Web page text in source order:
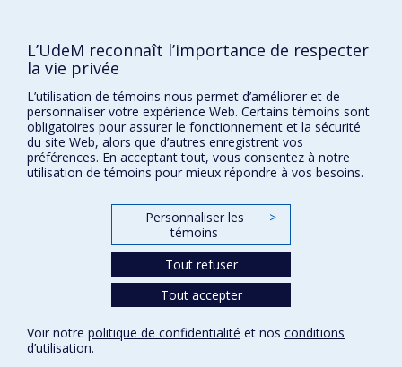
1994
Université de
L’UdeM reconnaît l’importance de respecter
la vie privée
L’utilisation de témoins nous permet d’améliorer et de
personnaliser votre expérience Web. Certains témoins sont
obligatoires pour assurer le fonctionnement et la sécurité
du site Web, alors que d’autres enregistrent vos
préférences. En acceptant tout, vous consentez à notre
utilisation de témoins pour mieux répondre à vos besoins.
Personnaliser les
témoins
>
Tout refuser
Tout accepter
Voir notre politique de confidentialité et nos conditions
d’utilisation.